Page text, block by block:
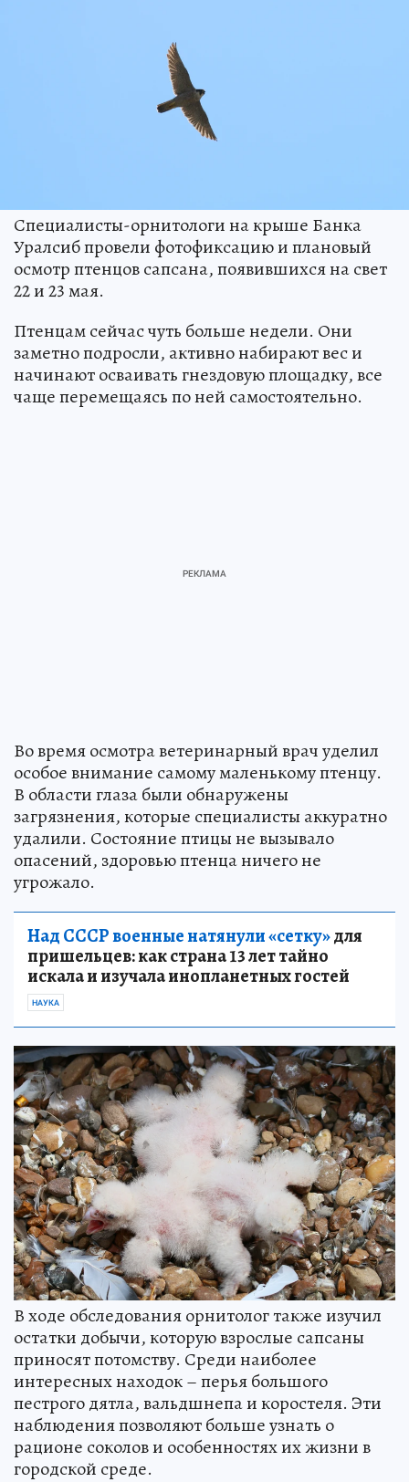
Специалисты-орнитологи на крыше Банка
Уралсиб провели фотофиксацию и плановый
осмотр птенцов сапсана, появившихся на свет
22 и 23 мая.
Птенцам сейчас чуть больше недели. Они
заметно подросли, активно набирают вес и
начинают осваивать гнездовую площадку, все
чаще перемещаясь по ней самостоятельно.
Во время осмотра ветеринарный врач уделил
особое внимание самому маленькому птенцу.
В области глаза были обнаружены
загрязнения, которые специалисты аккуратно
удалили. Состояние птицы не вызывало
опасений, здоровью птенца ничего не
угрожало.
Над СССР военные натянули «сетку»для
пришельцев: как страна 13 лет тайно
искала и изучала инопланетных гостей
НАУКА
В ходе обследования орнитолог также изучил
остатки добычи, которую взрослые сапсаны
приносят потомству. Среди наиболее
интересных находок – перья большого
пестрого дятла, вальдшнепа и коростеля. Эти
наблюдения позволяют больше узнать о
рационе соколов и особенностях их жизни в
городской среде.